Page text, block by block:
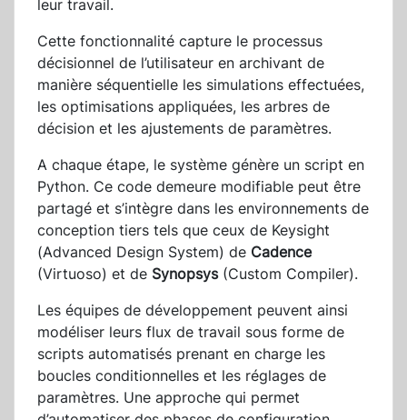
leur travail.
Cette fonctionnalité capture le processus
décisionnel de l’utilisateur en archivant de
manière séquentielle les simulations effectuées,
les optimisations appliquées, les arbres de
décision et les ajustements de paramètres.
A chaque étape, le système génère un script en
Python. Ce code demeure modifiable peut être
partagé et s’intègre dans les environnements de
conception tiers tels que ceux de Keysight
(Advanced Design System) de Cadence
(Virtuoso) et de Synopsys(Custom Compiler).
Les équipes de développement peuvent ainsi
modéliser leurs flux de travail sous forme de
scripts automatisés prenant en charge les
boucles conditionnelles et les réglages de
paramètres. Une approche qui permet